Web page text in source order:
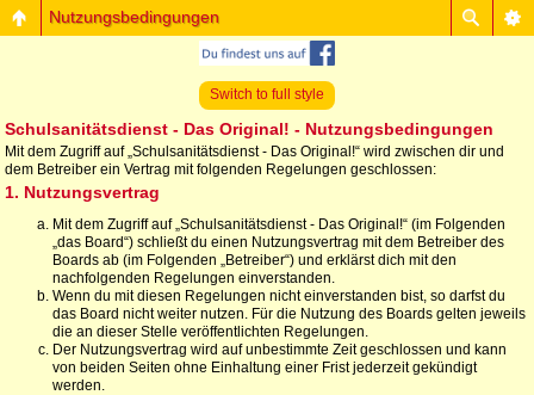
Nutzungsbedingungen
Switch to full style
Schulsanitätsdienst - Das Original! - Nutzungsbedingungen
Mit dem Zugriff auf „Schulsanitätsdienst - Das Original!“ wird zwischen dir und
dem Betreiber ein Vertrag mit folgenden Regelungen geschlossen:
1. Nutzungsvertrag
Mit dem Zugriff auf „Schulsanitätsdienst - Das Original!“ (im Folgenden
„das Board“) schließt du einen Nutzungsvertrag mit dem Betreiber des
Boards ab (im Folgenden „Betreiber“) und erklärst dich mit den
nachfolgenden Regelungen einverstanden.
Wenn du mit diesen Regelungen nicht einverstanden bist, so darfst du
das Board nicht weiter nutzen. Für die Nutzung des Boards gelten jeweils
die an dieser Stelle veröffentlichten Regelungen.
Der Nutzungsvertrag wird auf unbestimmte Zeit geschlossen und kann
von beiden Seiten ohne Einhaltung einer Frist jederzeit gekündigt
werden.